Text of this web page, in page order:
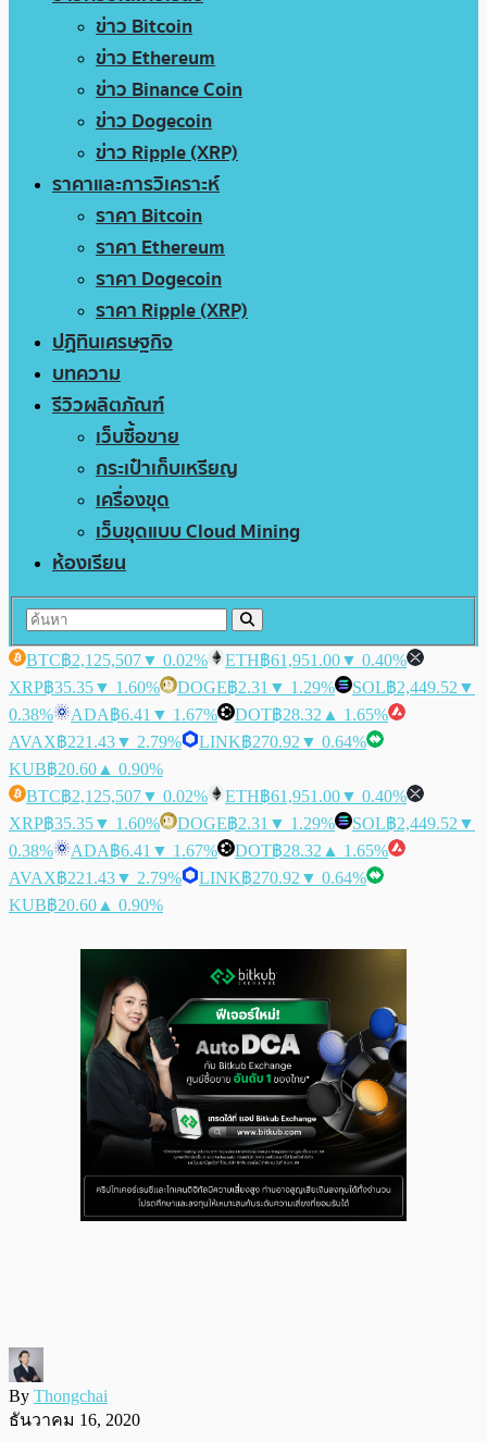
ข่าว Bitcoin
ข่าว Ethereum
ข่าว Binance Coin
ข่าว Dogecoin
ข่าว Ripple (XRP)
ราคาและการวิเคราะห์
ราคา Bitcoin
ราคา Ethereum
ราคา Dogecoin
ราคา Ripple (XRP)
ปฏิทินเศรษฐกิจ
บทความ
รีวิวผลิตภัณฑ์
เว็บซื้อขาย
กระเป๋าเก็บเหรียญ
เครื่องขุด
เว็บขุดแบบ Cloud Mining
ห้องเรียน
BTC฿2,125,507▼ 0.02% ETH฿61,951.00▼ 0.40%
XRP฿35.35▼ 1.60% DOGE฿2.31 ▼ 1.29% SOL฿2,449.52 ▼
0.38%
ADA฿6.41 ▼ 1.67% DOT฿28.32 ▲ 1.65%
AVAX฿221.43▼ 2.79% LINK฿270.92 ▼ 0.64%
KUB฿20.60 ▲ 0.90%
BTC฿2,125,507▼ 0.02% ETH฿61,951.00▼ 0.40%
XRP฿35.35▼ 1.60% DOGE฿2.31 ▼ 1.29% SOL฿2,449.52 ▼
0.38%
ADA฿6.41 ▼ 1.67% DOT฿28.32 ▲ 1.65%
AVAX฿221.43▼ 2.79% LINK฿270.92 ▼ 0.64%
KUB฿20.60 ▲ 0.90%
By Thongchai
ธันวาคม 16, 2020